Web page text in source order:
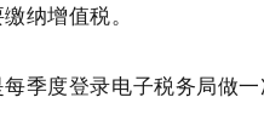
纳增值税。
季度登录电子税务局做一